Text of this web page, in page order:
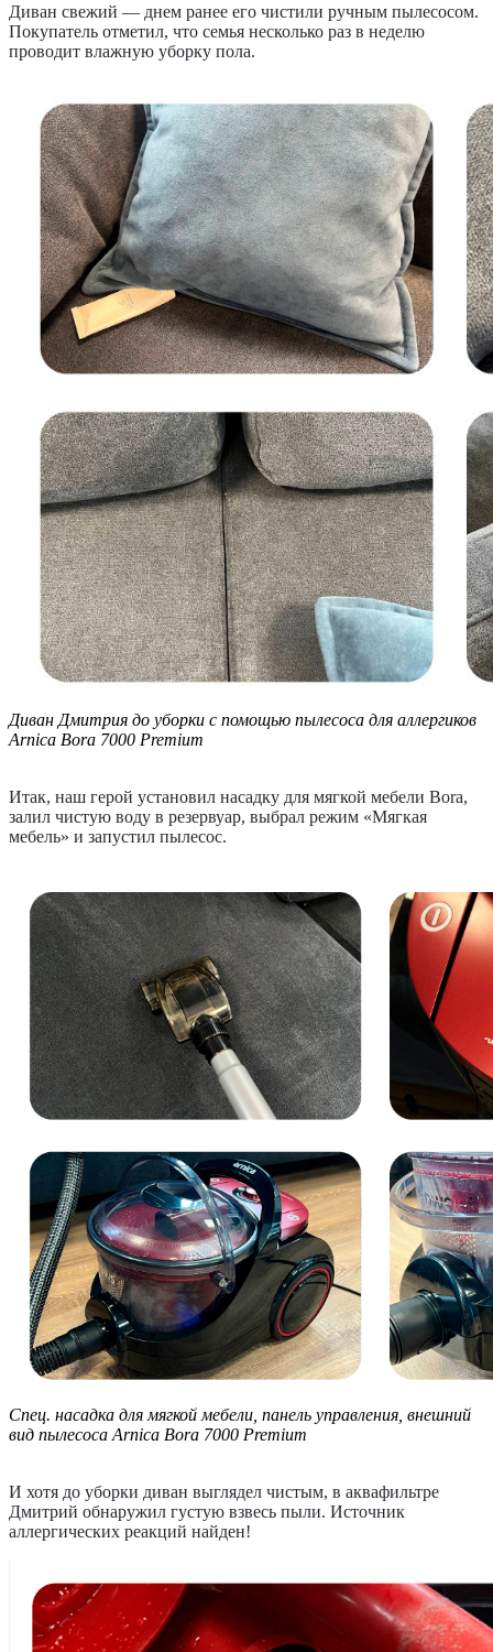
Диван свежий — днем ранее его чистили ручным пылесосом.
Покупатель отметил, что семья несколько раз в неделю
проводит влажную уборку пола.
Диван Дмитрия до уборки с помощью пылесоса для аллергиков
Arnica Bora 7000 Premium
Итак, наш герой установил насадку для мягкой мебели Bora,
залил чистую воду в резервуар, выбрал режим «Мягкая
мебель» и запустил пылесос.
Спец. насадка для мягкой мебели, панель управления, внешний
вид пылесоса Arnica Bora 7000 Premium
И хотя до уборки диван выглядел чистым, в аквафильтре
Дмитрий обнаружил густую взвесь пыли. Источник
аллергических реакций найден!